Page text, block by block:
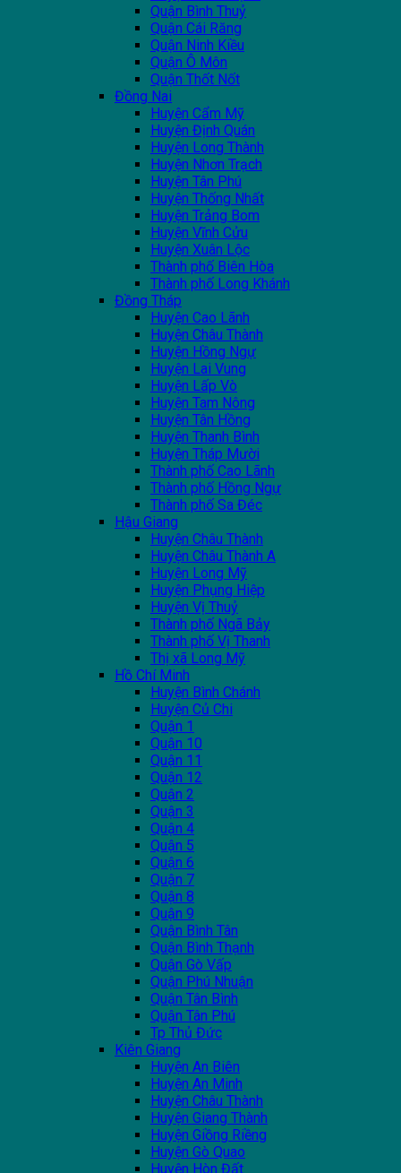
Quận Bình Thuỷ
Quận Cái Răng
Quận Ninh Kiều
Quận Ô Môn
Quận Thốt Nốt
Đồng Nai
Huyện Cẩm Mỹ
Huyện Định Quán
Huyện Long Thành
Huyện Nhơn Trạch
Huyện Tân Phú
Huyện Thống Nhất
Huyện Trảng Bom
Huyện Vĩnh Cửu
Huyện Xuân Lộc
Thành phố Biên Hòa
Thành phố Long Khánh
Đồng Tháp
Huyện Cao Lãnh
Huyện Châu Thành
Huyện Hồng Ngự
Huyện Lai Vung
Huyện Lấp Vò
Huyện Tam Nông
Huyện Tân Hồng
Huyện Thanh Bình
Huyện Tháp Mười
Thành phố Cao Lãnh
Thành phố Hồng Ngự
Thành phố Sa Đéc
Hậu Giang
Huyện Châu Thành
Huyện Châu Thành A
Huyện Long Mỹ
Huyện Phụng Hiệp
Huyện Vị Thuỷ
Thành phố Ngã Bảy
Thành phố Vị Thanh
Thị xã Long Mỹ
Hồ Chí Minh
Huyện Bình Chánh
Huyện Củ Chi
Quận 1
Quận 10
Quận 11
Quận 12
Quận 2
Quận 3
Quận 4
Quận 5
Quận 6
Quận 7
Quận 8
Quận 9
Quận Bình Tân
Quận Bình Thạnh
Quận Gò Vấp
Quận Phú Nhuận
Quận Tân Bình
Quận Tân Phú
Tp Thủ Đức
Kiên Giang
Huyện An Biên
Huyện An Minh
Huyện Châu Thành
Huyện Giang Thành
Huyện Giồng Riềng
Huyện Gò Quao
Huyện Hòn Đất